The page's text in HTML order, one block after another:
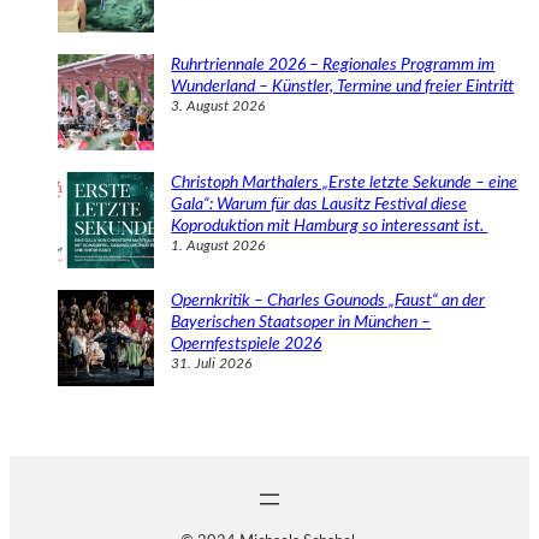
Ruhrtriennale 2026 – Regionales Programm im
Wunderland – Künstler, Termine und freier Eintritt
3. August 2026
Christoph Marthalers „Erste letzte Sekunde – eine
Gala“: Warum für das Lausitz Festival diese
Koproduktion mit Hamburg so interessant ist.
1. August 2026
Opernkritik – Charles Gounods „Faust“ an der
Bayerischen Staatsoper in München –
Opernfestspiele 2026
31. Juli 2026